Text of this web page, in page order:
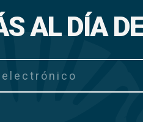
AL DÍA